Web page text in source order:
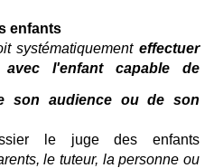
systématiquement effectuer
l'enfant capable de
son audience ou de son
le juge des enfants
le tuteur, la personne ou